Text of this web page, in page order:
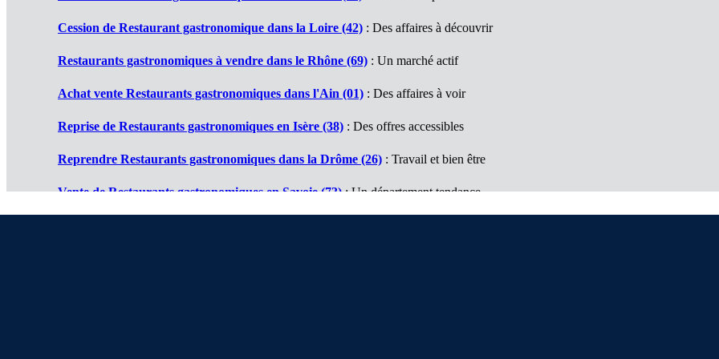
Cession de Restaurant gastronomique dans la Loire (42) : Des affaires à découvrir
Restaurants gastronomiques à vendre dans le Rhône (69) : Un marché actif
Achat vente Restaurants gastronomiques dans l'Ain (01) : Des affaires à voir
Reprise de Restaurants gastronomiques en Isère (38) : Des offres accessibles
Reprendre Restaurants gastronomiques dans la Drôme (26) : Travail et bien être
Vente de Restaurants gastronomiques en Savoie (73): Un département tendance